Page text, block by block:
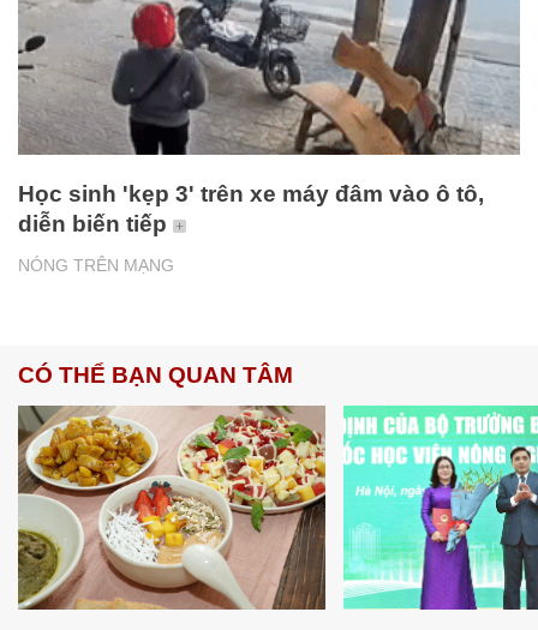
NÓNG TRÊN MẠNG
Học sinh 'kẹp 3' trên xe máy đâm vào ô tô,
diễn biến tiếp
CÓ THỂ BẠN QUAN TÂM